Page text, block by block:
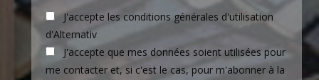
J'accepte les conditions générales d'utilisation
d'Alternativ
J'accepte que mes données soient utilisées pour
me contacter et, si c'est le cas, pour m'abonner à la